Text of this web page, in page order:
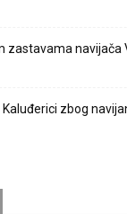
zastavama navijača
zbog